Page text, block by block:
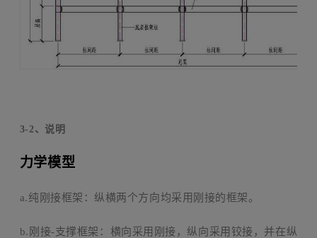
3-2 、说明
力学模型
a.纯刚接框架：纵横两个方向均采用刚接的框架。
b.刚接-支撑框架：横向采用刚接，纵向采用铰接，并在纵